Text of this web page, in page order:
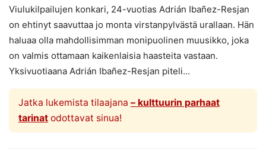
Viulukilpailujen konkari, 24-vuotias Adrián Ibañez-Resjan
on ehtinyt saavuttaa jo monta virstanpylvästä urallaan. Hän
haluaa olla mahdollisimman monipuolinen muusikko, joka
on valmis ottamaan kaikenlaisia haasteita vastaan.
Yksivuotiaana Adrián Ibañez-Resjan piteli...
Jatka lukemista tilaajana – kulttuurin parhaat
tarinatodottavat sinua!